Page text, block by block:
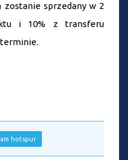
zostanie sprzedany w 2
i 10% z transferu
hotspur